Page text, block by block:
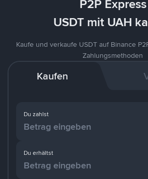
P2P Express
USDT mit UAH
Kaufe und verkaufe USDT auf Binance
Zahlungsmethoden
Kaufen
Du zahlst
Du erhältst